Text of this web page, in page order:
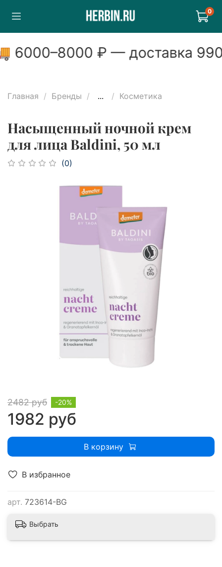
0
6000–8000₽ — доставка990
Главная Бренды ... Косметика
Насыщенный ночной крем
для лица Baldini, 50 мл
(0)
В избранное
арт. 723614-BG
2482 руб
1982 руб
-20%
В корзину
Выбрать